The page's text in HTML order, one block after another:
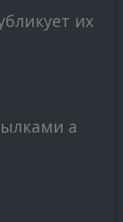
их
а